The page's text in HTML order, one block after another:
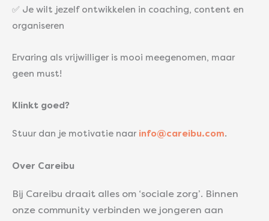
✅ Je wilt jezelf ontwikkelen in coaching, content en
organiseren
Ervaring als vrijwilliger is mooi meegenomen, maar
geen must!
Klinkt goed?
Stuur dan je motivatie naar info@careibu.com.
Over Careibu
Bij Careibu draait alles om ‘sociale zorg’. Binnen
onze community verbinden we jongeren aan